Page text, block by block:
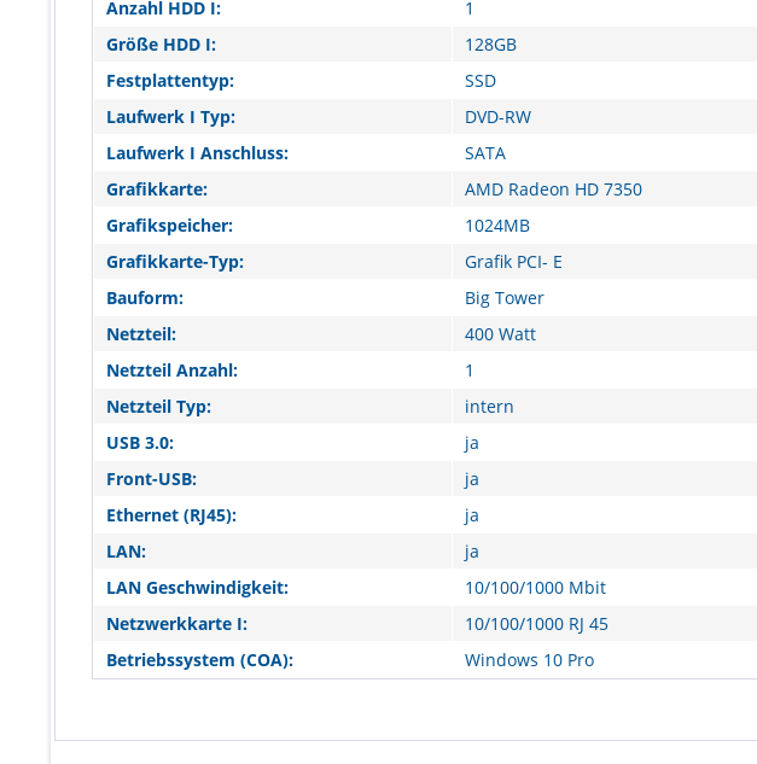
Anzahl HDD I:
1
Größe HDD I:
128GB
Festplattentyp:
SSD
Laufwerk I Typ:
DVD-RW
Laufwerk I Anschluss:
SATA
Grafikkarte:
AMD Radeon HD 7350
Grafikspeicher:
1024MB
Grafikkarte-Typ:
Grafik PCI- E
Bauform:
Big Tower
Netzteil:
400 Watt
Netzteil Anzahl:
1
Netzteil Typ:
intern
USB 3.0:
ja
Front-USB:
ja
Ethernet (RJ45):
ja
LAN:
ja
LAN Geschwindigkeit:
10/100/1000 Mbit
Netzwerkkarte I:
10/100/1000 RJ 45
Betriebssystem (COA):
Windows 10 Pro